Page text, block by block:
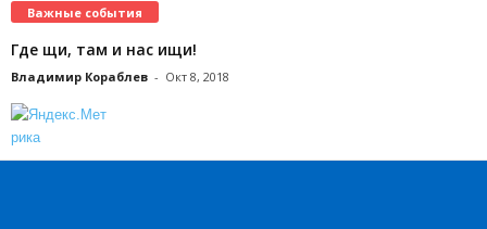
Важные события
Где щи, там и нас ищи!
Владимир Кораблев - Окт 8, 2018